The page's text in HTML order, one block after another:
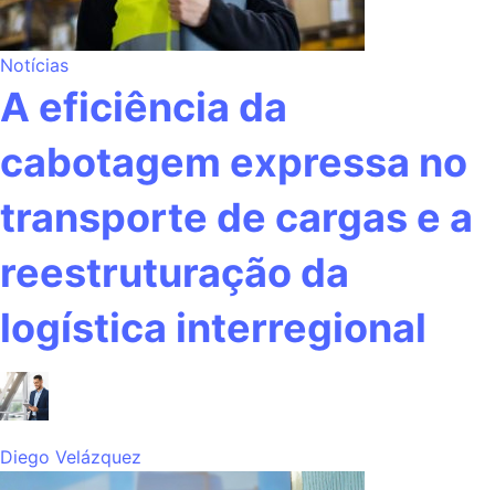
Notícias
A eficiência da
cabotagem expressa no
transporte de cargas e a
reestruturação da
logística interregional
Diego Velázquez